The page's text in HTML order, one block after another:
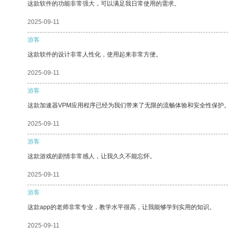
这款软件的功能非常强大，可以满足我日常使用的需求。
2025-09-11
游客
这款软件的设计非常人性化，使用起来非常方便。
2025-09-11
游客
这款加速器VPM应用程序已经为我们带来了无限的流畅体验和安全性保护
2025-09-11
游客
这款游戏的剧情非常感人，让我久久不能忘怀。
2025-09-11
游客
这款app的老师非常专业，教学水平很高，让我能够学到实用的知识。
2025-09-11